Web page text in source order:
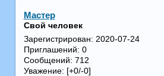
Мастер
Свой человек
Зарегистрирован: 2020-07-24
Приглашений: 0
Сообщений: 712
Уважение: [+0/-0]